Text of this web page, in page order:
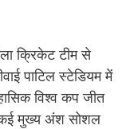
क्रिकेट टीम से
पाटिल स्टेडियम में
विश्व कप जीत
कई मुख्य अंश सोशल